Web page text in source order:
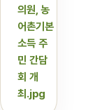
의원, 농
어촌기본
소득 주
민 간담
회 개
최.jpg